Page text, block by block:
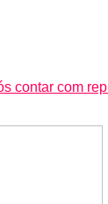
com